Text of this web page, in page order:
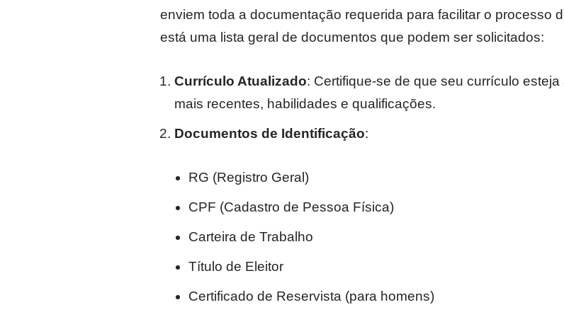
enviem toda a documentação requerida para facilitar o processo
está uma lista geral de documentos que podem ser solicitados:
Currículo Atualizado: Certifique-se de que seu currículo
mais recentes, habilidades e qualificações.
Documentos de Identificação:
RG (Registro Geral)
CPF (Cadastro de Pessoa Física)
Carteira de Trabalho
Título de Eleitor
Certificado de Reservista (para homens)